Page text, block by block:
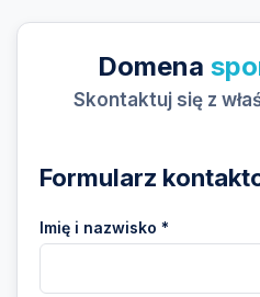
Domena
Skontaktuj się z
Formularz
Imię i nazwisko *